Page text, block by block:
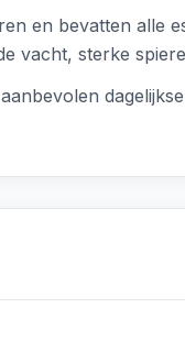
en bevatten alle
vacht, sterke